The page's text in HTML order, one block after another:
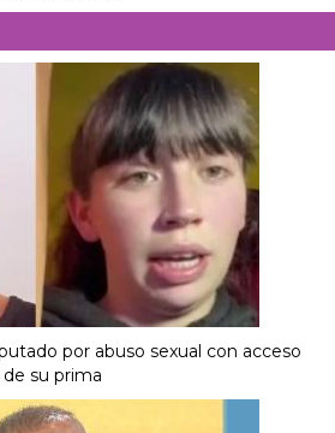
por abuso sexual con acceso
su prima